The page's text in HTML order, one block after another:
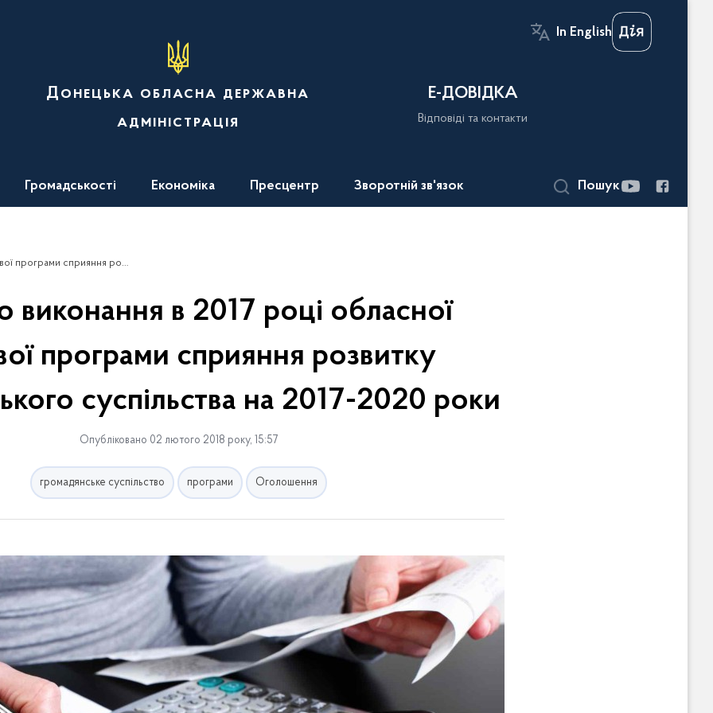
In English
Донецька обласна державна
адміністрація
Е-ДОВІДКА
Відповіді та контакти
Громадськості Економіка Пресцентр Зворотній зв'язок Пошук
суспільства на 2017-2020 роки
виконання в 2017 році обласної
програми сприяння розвитку
суспільства на 2017-2020 роки
Опубліковано 02 лютого 2018 року, 15:57
громадянське суспільство програми Оголошення